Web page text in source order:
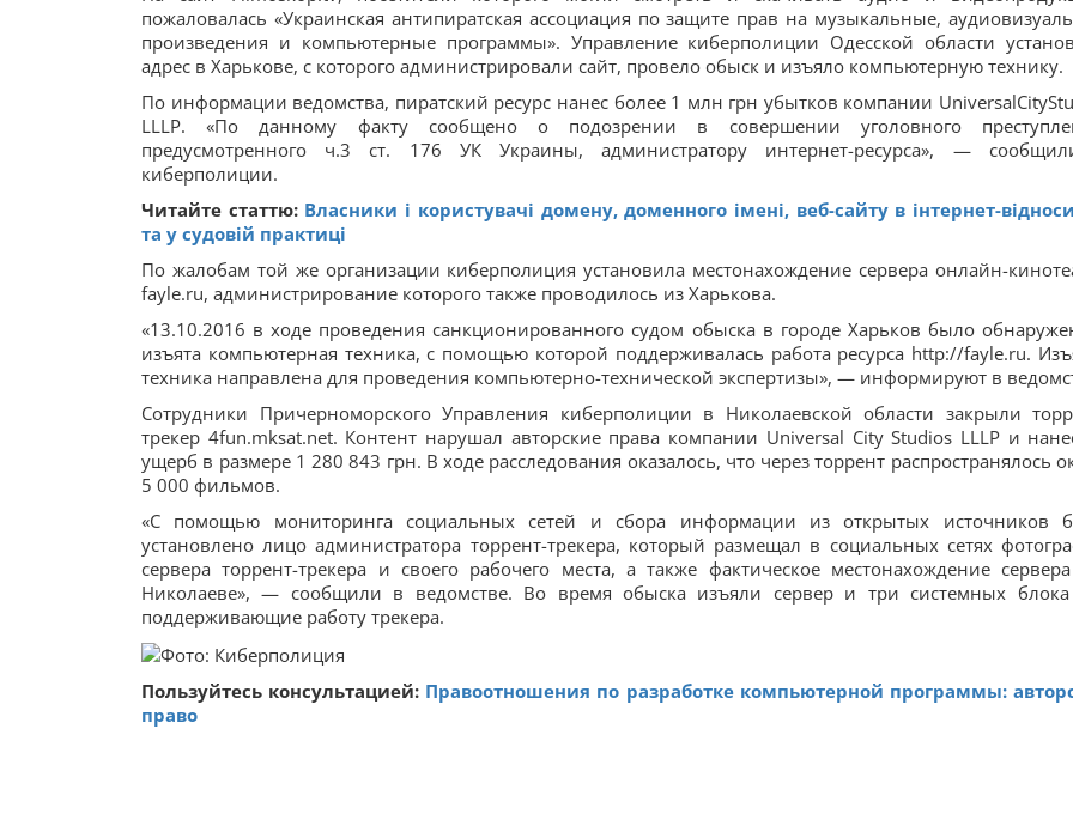
пожаловалась «Украинская антипиратская ассоциация по защите прав на музыкальные,
произведения и компьютерные программы». Управление киберполиции Одесской области
адрес в Харькове, с которого администрировали сайт, провело обыск и изъяло компьютерную технику.
По информации ведомства, пиратский ресурс нанес более 1 млн грн убытков компании
LLLP. «По данному факту сообщено о подозрении в совершении уголовного
предусмотренного ч.3 ст. 176 УК Украины, администратору интернет-ресурса», —
киберполиции.
Читайте статтю: Власники і користувачі домену, доменного імені, веб-сайту в інтернет-
та у судовій практиці
По жалобам той же организации киберполиция установила местонахождение сервера онлайн-
fayle.ru, администрирование которого также проводилось из Харькова.
«13.10.2016 в ходе проведения санкционированного судом обыска в городе Харьков было
изъята компьютерная техника, с помощью которой поддерживалась работа ресурса http://fayle.ru.
техника направлена для проведения компьютерно-технической экспертизы», — информируют в
Сотрудники Причерноморского Управления киберполиции в Николаевской области закрыли
трекер 4fun.mksat.net. Контент нарушал авторские права компании Universal City Studios LLLP и
ущерб в размере 1 280 843 грн. В ходе расследования оказалось, что через торрент распространялось
5 000 фильмов.
«С помощью мониторинга социальных сетей и сбора информации из открытых источников
установлено лицо администратора торрент-трекера, который размещал в социальных сетях
сервера торрент-трекера и своего рабочего места, а также фактическое местонахождение
Николаеве», — сообщили в ведомстве. Во время обыска изъяли сервер и три системных
поддерживающие работу трекера.
Пользуйтесь консультацией: Правоотношения по разработке компьютерной программы:
право